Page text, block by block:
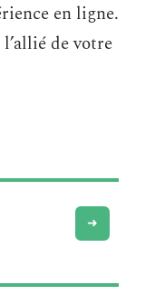
en ligne.
de votre